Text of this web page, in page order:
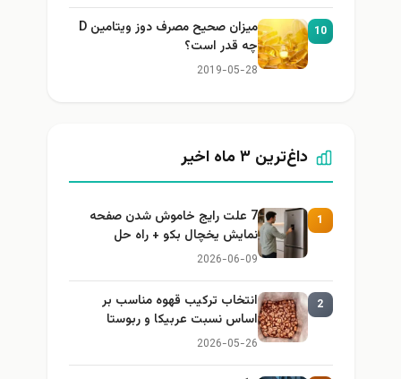
10
میزان صحیح مصرف دوز ویتامین D
چه قدر است؟
2019-05-28
داغ‌ترین ۳ ماه اخیر
1
7 علت رایج خاموش شدن صفحه
نمایش یخچال بکو + راه حل
2026-06-09
2
انتخاب ترکیب قهوه مناسب بر
اساس نسبت عربیکا و ربوستا
2026-05-26